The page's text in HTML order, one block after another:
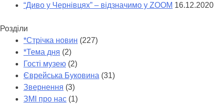
“Диво у Чернівцях” – відзначимо у ZOOM 16.12.2020
Розділи
*Стрічка новин (227)
*Тема дня (2)
Гості музею (2)
Єврейська Буковина (31)
Звернення (3)
ЗМІ про нас (1)